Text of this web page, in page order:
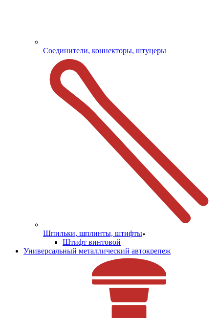
Соединители, коннекторы, штуцеры
Шпильки, шплинты, штифты
Штифт винтовой
Универсальный металлический автокрепеж